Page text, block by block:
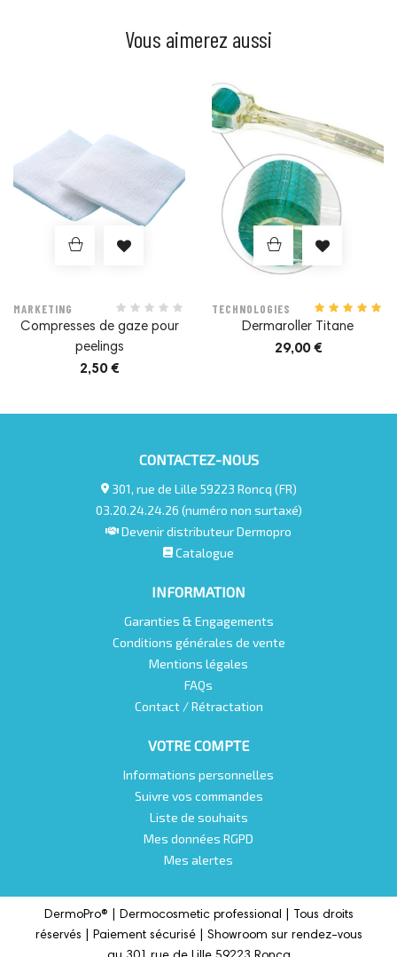
0% Ingrédients dérivés de l’être humain
Vous aimerez aussi
MARKETING
Compresses de gaze pour
peelings
2,50 €
Prix
TECHNOLOGIES
Dermaroller Titane
29,00 €
CONTACTEZ-NOUS
301, rue de Lille 59223 Roncq (FR)
03.20.24.24.26 (numéro non surtaxé)
Devenir distributeur Dermopro
Catalogue
INFORMATION
Garanties & Engagements
Conditions générales de vente
Mentions légales
FAQs
Contact / Rétractation
VOTRE COMPTE
Informations personnelles
Suivre vos commandes
Liste de souhaits
Mes données RGPD
Mes alertes
DermoPro® | Dermocosmetic professional |
Tous droits
réservés | Paiement sécurisé | Showroom sur rendez-vous